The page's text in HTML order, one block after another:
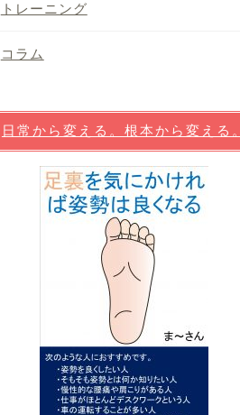
トレーニング
コラム
日常から変える。根本から変える。